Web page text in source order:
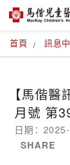
首頁 訊息
【馬偕醫
月號 第
日期：
SHARE